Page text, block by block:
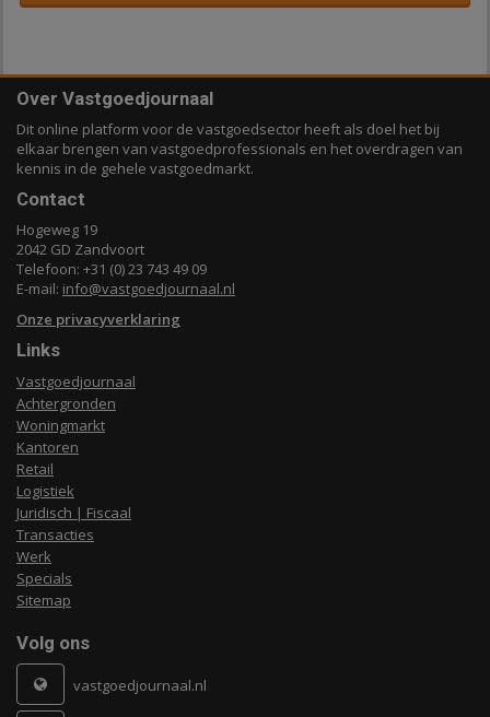
Over Vastgoedjournaal
Dit online platform voor de vastgoedsector heeft als doel het bij
elkaar brengen van vastgoedprofessionals en het overdragen van
kennis in de gehele vastgoedmarkt.
Contact
Hogeweg 19
2042 GD Zandvoort
Telefoon: +31 (0) 23 743 49 09
E-mail: info@vastgoedjournaal.nl
Onze privacyverklaring
Links
Vastgoedjournaal
Achtergronden
Woningmarkt
Kantoren
Retail
Logistiek
Juridisch | Fiscaal
Transacties
Werk
Specials
Sitemap
Volg ons
vastgoedjournaal.nl